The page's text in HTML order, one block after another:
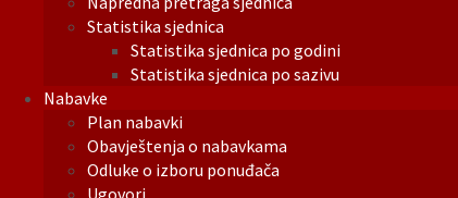
Statistika sjednica
Statistika sjednica po godini
Statistika sjednica po sazivu
Nabavke
Plan nabavki
Obavještenja o nabavkama
Odluke o izboru ponuđača